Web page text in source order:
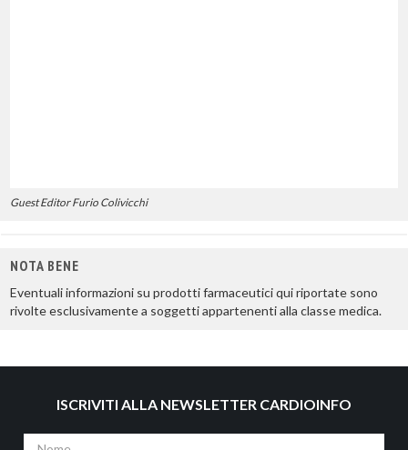
Guest Editor Furio Colivicchi
NOTA BENE
Eventuali informazioni su prodotti farmaceutici qui riportate sono
rivolte esclusivamente a soggetti appartenenti alla classe medica.
ISCRIVITI ALLA NEWSLETTER CARDIOINFO
Nome